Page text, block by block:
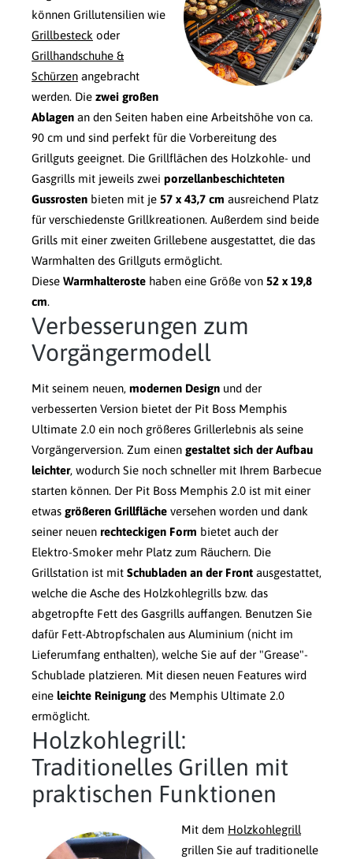
können Grillutensilien wie
Grillbesteck oder
Grillhandschuhe &
Schürzen angebracht
werden. Die zwei großen
Ablagen an den Seiten haben eine Arbeitshöhe von ca.
90 cm und sind perfekt für die Vorbereitung des
Grillguts geeignet. Die Grillflächen des Holzkohle- und
Gasgrills mit jeweils zwei porzellanbeschichteten
Gussrosten bieten mit je 57 x 43,7 cm ausreichend Platz
für verschiedenste Grillkreationen. Außerdem sind beide
Grills mit einer zweiten Grillebene ausgestattet, die das
Warmhalten des Grillguts ermöglicht.
Diese Warmhalteroste haben eine Größe von 52 x 19,8
cm.
Verbesserungen zum
Vorgängermodell
Mit seinem neuen, modernen Design und der
verbesserten Version bietet der Pit Boss Memphis
Ultimate 2.0 ein noch größeres Grillerlebnis als seine
Vorgängerversion. Zum einen gestaltet sich der Aufbau
leichter, wodurch Sie noch schneller mit Ihrem Barbecue
starten können. Der Pit Boss Memphis 2.0 ist mit einer
etwas größeren Grillfläche versehen worden und dank
seiner neuen rechteckigen Form bietet auch der
Elektro-Smoker mehr Platz zum Räuchern. Die
Grillstation ist mit Schubladen an der Front ausgestattet,
welche die Asche des Holzkohlegrills bzw. das
abgetropfte Fett des Gasgrills auffangen. Benutzen Sie
dafür Fett-Abtropfschalen aus Aluminium (nicht im
Lieferumfang enthalten), welche Sie auf der "Grease"-
Schublade platzieren. Mit diesen neuen Features wird
eine leichte Reinigung des Memphis Ultimate 2.0
ermöglicht.
Holzkohlegrill:
Traditionelles Grillen mit
praktischen Funktionen
Mit dem Holzkohlegrill
grillen Sie auf traditionelle